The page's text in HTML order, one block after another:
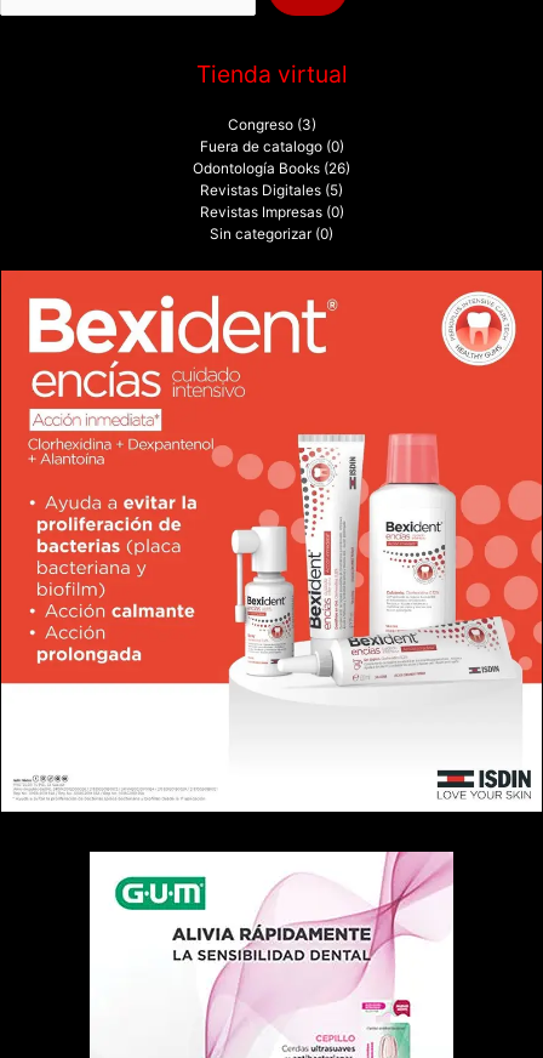
:
Tienda virtual
Congreso (3)
Fuera de catalogo (0)
Odontología Books (26)
Revistas Digitales (5)
Revistas Impresas (0)
Sin categorizar (0)